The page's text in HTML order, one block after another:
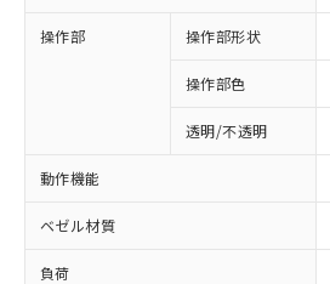
操作部 操作部形状
操作部色
透明/不透明
動作機能
ベゼル材質
負荷